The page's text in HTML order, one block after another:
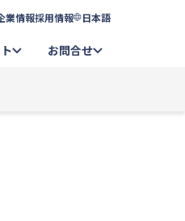
業情報採用情報 日本語
お問合せ